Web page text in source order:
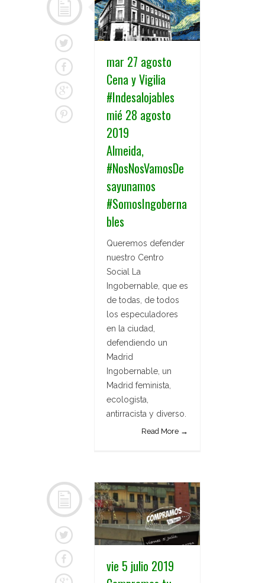
mar 27 agosto
Cena y Vigilia
#Indesalojables
mié 28 agosto
2019
Almeida,
#NosNosVamosDe
sayunamos
#SomosIngoberna
bles
Queremos defender
nuestro Centro
Social La
Ingobernable, que es
de todas, de todos
los especuladores
en la ciudad,
defendiendo un
Madrid
Ingobernable, un
Madrid feminista,
ecologista,
antirracista y diverso.
Read More →
vie 5 julio 2019